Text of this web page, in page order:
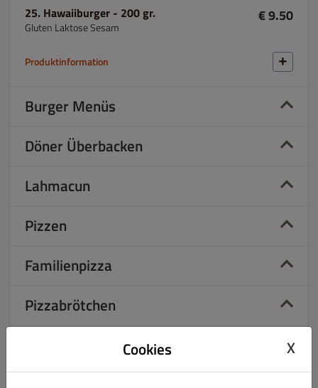
25. Hawaiiburger - 200 gr.
Gluten Laktose Sesam
€ 9.50
Produktinformation
Burger Menüs
Döner Überbacken
Lahmacun
Pizzen
Familienpizza
Pizzabrötchen
Cookies X